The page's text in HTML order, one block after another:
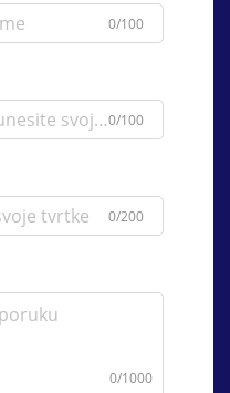
0/100
0/100
0/200
0/1000